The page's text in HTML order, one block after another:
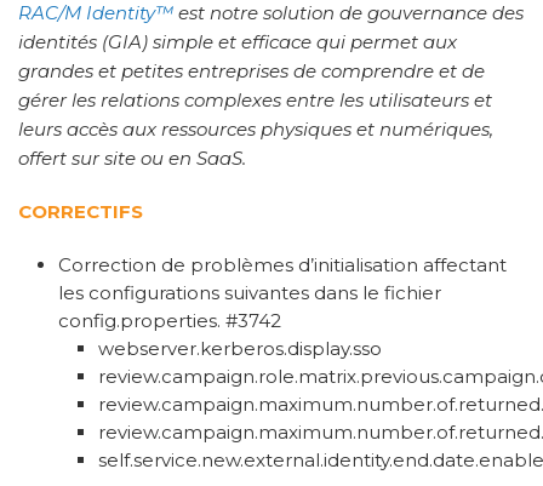
RAC/M Identity™ est notre solution de gouvernance des
identités (GIA) simple et efficace qui permet aux
grandes et petites entreprises de comprendre et de
gérer les relations complexes entre les utilisateurs et
leurs accès aux ressources physiques et numériques,
offert sur site ou en SaaS.
CORRECTIFS
Correction de problèmes d’initialisation affectant
les configurations suivantes dans le fichier
config.properties. #3742
webserver.kerberos.display.sso